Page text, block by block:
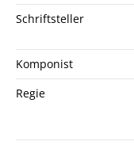
Schriftsteller
Komponist
Regie